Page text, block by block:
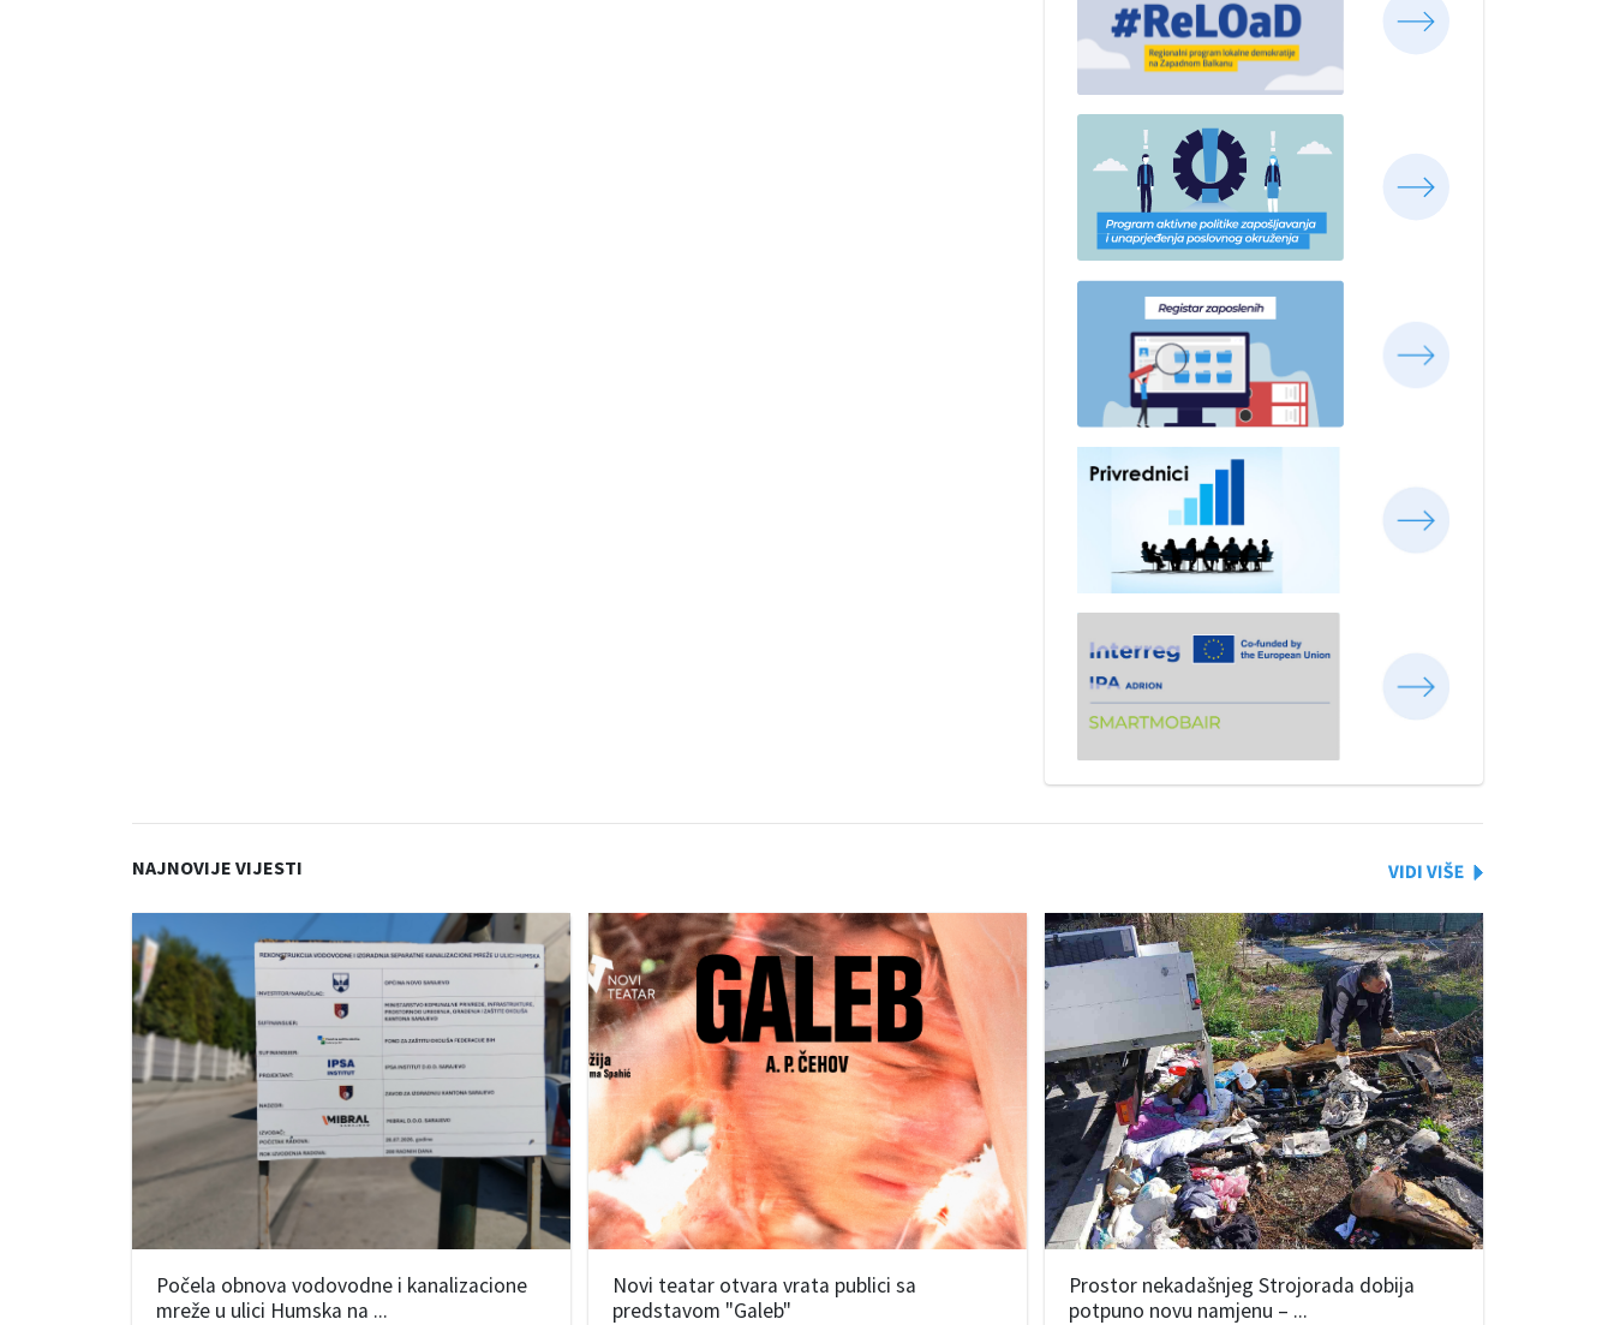
NAJNOVIJE VIJESTI
Počela obnova vodovodne i kanalizacione
mreže u ulici Humska na ...
Novi teatar otvara vrata publici sa
predstavom "Galeb"
Prostor nekadašnjeg Strojorada dobija
potpuno novu namjenu – ...